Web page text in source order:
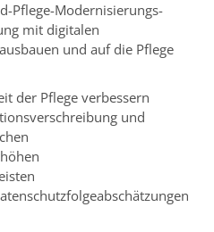
Pflege-Modernisierungs-
mit digitalen
und auf die Pflege
der Pflege verbessern
und